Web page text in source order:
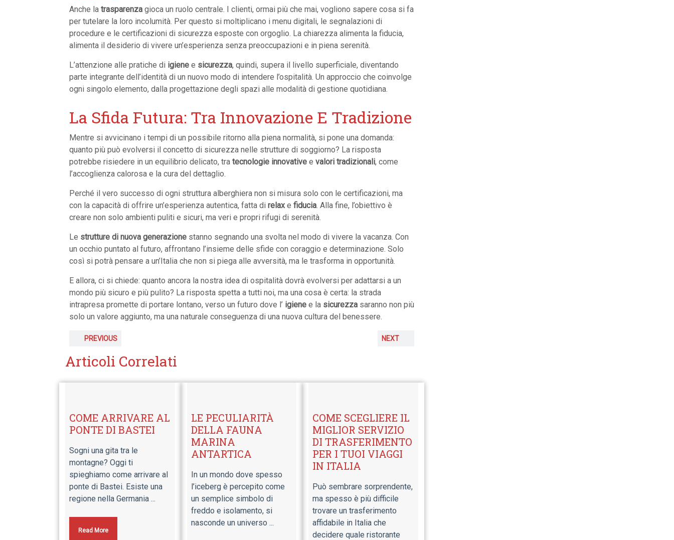
Anche la trasparenza gioca un ruolo centrale. I clienti, ormai più che mai, vogliono sapere cosa si fa
per tutelare la loro incolumità. Per questo si moltiplicano i menu digitali, le segnalazioni di
procedure e le certificazioni di sicurezza esposte con orgoglio. La chiarezza alimenta la fiducia,
alimenta il desiderio di vivere un’esperienza senza preoccupazioni e in piena serenità.
L’attenzione alle pratiche di igiene e sicurezza, quindi, supera il livello superficiale, diventando
parte integrante dell’identità di un nuovo modo di intendere l’ospitalità. Un approccio che coinvolge
ogni singolo elemento, dalla progettazione degli spazi alle modalità di gestione quotidiana.
La Sfida Futura: Tra Innovazione E Tradizione
Mentre si avvicinano i tempi di un possibile ritorno alla piena normalità, si pone una domanda:
quanto più può evolversi il concetto di sicurezza nelle strutture di soggiorno? La risposta
potrebbe risiedere in un equilibrio delicato, tra tecnologie innovative e valori tradizionali, come
l’accoglienza calorosa e la cura del dettaglio.
Perché il vero successo di ogni struttura alberghiera non si misura solo con le certificazioni, ma
con la capacità di offrire un’esperienza autentica, fatta di relax e fiducia . Alla fine, l’obiettivo è
creare non solo ambienti puliti e sicuri, ma veri e propri rifugi di serenità.
Le strutture di nuova generazione stanno segnando una svolta nel modo di vivere la vacanza. Con
un occhio puntato al futuro, affrontano l’insieme delle sfide con coraggio e determinazione. Solo
così si potrà pensare a un’Italia che non si piega alle avversità, ma le trasforma in opportunità.
E allora, ci si chiede: quanto ancora la nostra idea di ospitalità dovrà evolversi per adattarsi a un
mondo più sicuro e più pulito? La risposta spetta a tutti noi, ma una cosa è certa: la strada
intrapresa promette di portare lontano, verso un futuro dove l’ igiene e la sicurezza saranno non più
solo un valore aggiunto, ma una naturale conseguenza di una nuova cultura del benessere.
PREVIOUS NEXT
Articoli Correlati
COME ARRIVARE AL
PONTE DI BASTEI
Sogni una gita tra le
montagne? Oggi ti
spieghiamo come arrivare al
ponte di Bastei. Esiste una
regione nella Germania ...
Read More
LE PECULIARITÀ
DELLA FAUNA
MARINA
ANTARTICA
In un mondo dove spesso
l’iceberg è percepito come
un semplice simbolo di
freddo e isolamento, si
nasconde un universo ...
COME SCEGLIERE IL
MIGLIOR SERVIZIO
DI TRASFERIMENTO
PER I TUOI VIAGGI
IN ITALIA
Può sembrare sorprendente,
ma spesso è più difficile
trovare un trasferimento
affidabile in Italia che
decidere quale ristorante